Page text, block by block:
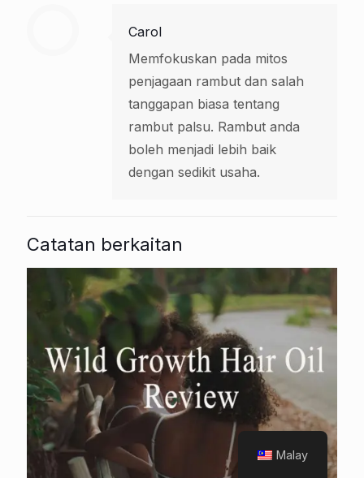
Carol
Memfokuskan pada mitos
penjagaan rambut dan salah
tanggapan biasa tentang
rambut palsu. Rambut anda
boleh menjadi lebih baik
dengan sedikit usaha.
Catatan berkaitan
Malay